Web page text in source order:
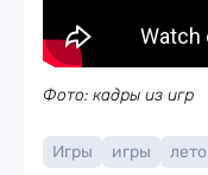
Фото: кадры из игр
Игры игры лето